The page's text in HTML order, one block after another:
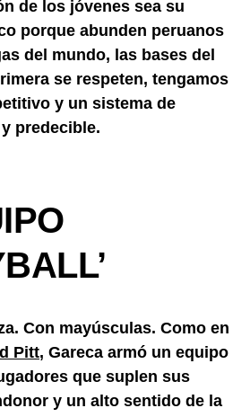
de los jóvenes sea su
porque abunden peruanos
del mundo, las bases del
se respeten, tengamos
y un sistema de
predecible.
Con mayúsculas. Como en
Pitt, Gareca armó un equipo
que suplen sus
y un alto sentido de la